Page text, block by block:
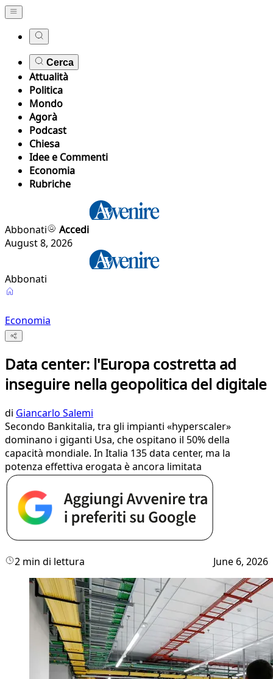
Cerca
Attualità
Politica
Mondo
Agorà
Podcast
Chiesa
Idee e Commenti
Economia
Rubriche
Abbonati
Accedi
August 8, 2026
Abbonati
Economia
Data center: l'Europa costretta ad
inseguire nella geopolitica del digitale
di Giancarlo Salemi
Secondo Bankitalia, tra gli impianti «hyperscaler»
dominano i giganti Usa, che ospitano il 50% della
capacità mondiale. In Italia 135 data center, ma la
potenza effettiva erogata è ancora limitata
2 min di lettura June 6, 2026